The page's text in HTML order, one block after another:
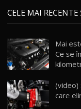
/
15
16
13:10
CELE MAI RECENTE
Mai
Ce se
(video)
care